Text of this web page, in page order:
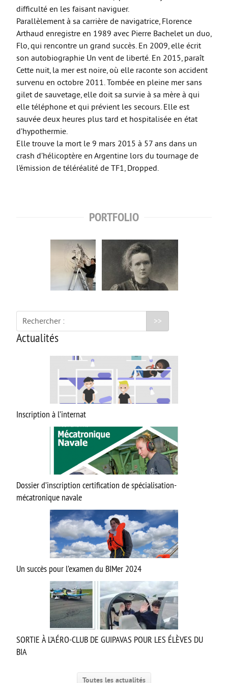
difficulté en les faisant naviguer.
Parallèlement à sa carrière de navigatrice, Florence
Arthaud enregistre en 1989 avec Pierre Bachelet un duo,
Flo, qui rencontre un grand succès. En 2009, elle écrit
son autobiographie Un vent de liberté. En 2015, paraît
Cette nuit, la mer est noire, où elle raconte son accident
survenu en octobre 2011. Tombée en pleine mer sans
gilet de sauvetage, elle doit sa survie à sa mère à qui
elle téléphone et qui prévient les secours. Elle est
sauvée deux heures plus tard et hospitalisée en état
d’hypothermie.
Elle trouve la mort le 9 mars 2015 à 57 ans dans un
crash d’hélicoptère en Argentine lors du tournage de
l’émission de téléréalité de TF1, Dropped.
PORTFOLIO
Rechercher :
Actualités
Inscription à l’internat
Dossier d’inscription certification de spécialisation-
mécatronique navale
Un succès pour l’examen du BIMer 2024
SORTIE À L’AÉRO-CLUB DE GUIPAVAS POUR LES ÉLÈVES DU
BIA
Toutes les actualités